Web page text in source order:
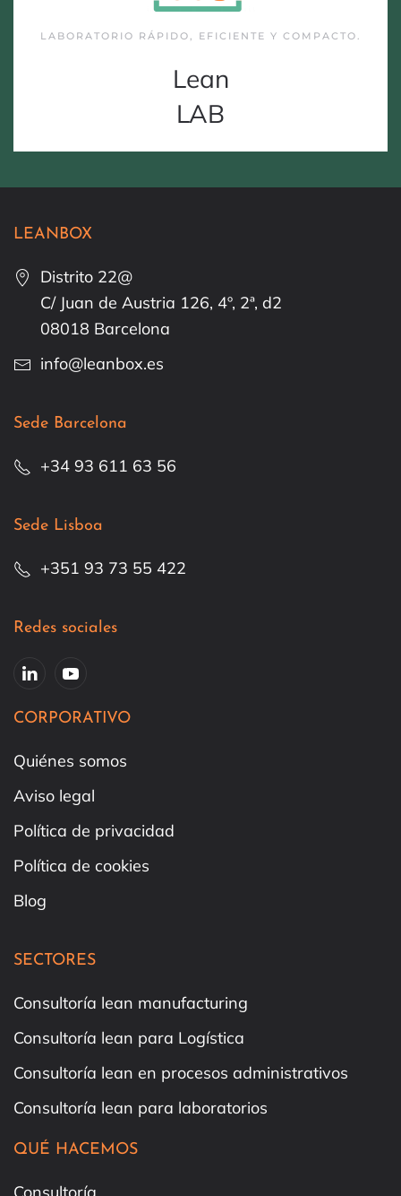
LABORATORIO RÁPIDO, EFICIENTE Y COMPACTO.
Lean
LAB
LEANBOX
Distrito 22@
C/ Juan de Austria 126, 4º, 2ª, d2
08018 Barcelona
info@leanbox.es
Sede Barcelona
+34 93 611 63 56
Sede Lisboa
+351 93 73 55 422
Redes sociales
CORPORATIVO
Quiénes somos
Aviso legal
Política de privacidad
Política de cookies
Blog
SECTORES
Consultoría lean manufacturing
Consultoría lean para Logística
Consultoría lean en procesos administrativos
Consultoría lean para laboratorios
QUÉ HACEMOS
Consultoría